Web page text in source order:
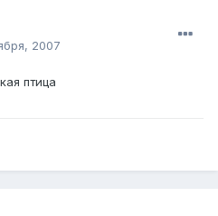
2007
птица